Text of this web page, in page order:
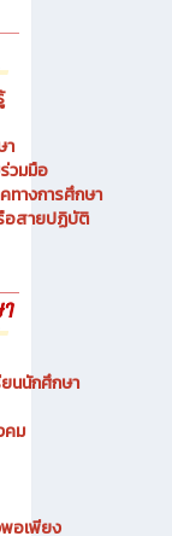
างการศึกษา
สายปฏิบัติ
นักศึกษา
คม